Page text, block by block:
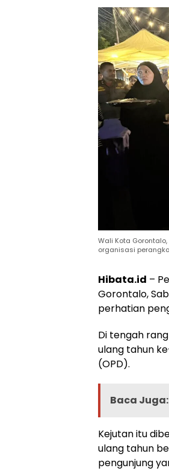
Wali Kota
organisasi
Hibata.id –
Gorontalo,
perhatian
Di tengah
ulang tahun
(OPD).
Baca Juga:
Kejutan itu
ulang tahun
pengunjung